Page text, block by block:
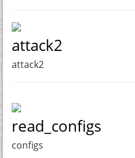
attack2
attack2
read_configs
configs